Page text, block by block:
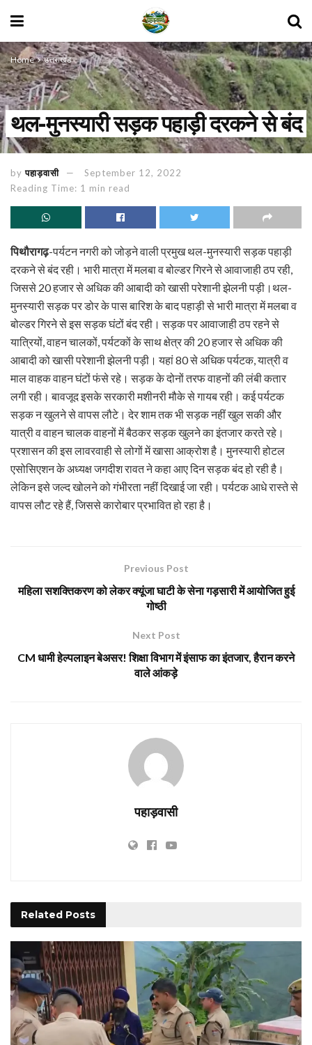
Home उत्तराखंड
थल-मुनस्यारी सड़क पहाड़ी दरकने से बंद
by पहाड़वासी
September 12, 2022
Reading Time: 1 min read
पिथौरागढ़-पर्यटन नगरी को जोड़ने वाली प्रमुख थल-मुनस्यारी सड़क पहाड़ी
दरकने से बंद रही। भारी मात्रा में मलबा व बोल्डर गिरने से आवाजाही ठप रही,
जिससे 20 हजार से अधिक की आबादी को खासी परेशानी झेलनी पड़ी।थल-
मुनस्यारी सड़क पर डोर के पास बारिश के बाद पहाड़ी से भारी मात्रा में मलबा व
बोल्डर गिरने से इस सड़क घंटों बंद रही। सड़क पर आवाजाही ठप रहने से
यात्रियों, वाहन चालकों, पर्यटकों के साथ क्षेत्र की 20 हजार से अधिक की
आबादी को खासी परेशानी झेलनी पड़ी। यहां 80 से अधिक पर्यटक, यात्री व
माल वाहक वाहन घंटों फंसे रहे। सड़क के दोनों तरफ वाहनों की लंबी कतार
लगी रही। बावजूद इसके सरकारी मशीनरी मौके से गायब रही। कई पर्यटक
सड़क न खुलने से वापस लौटे। देर शाम तक भी सड़क नहीं खुल सकी और
यात्री व वाहन चालक वाहनों में बैठकर सड़क खुलने का इंतजार करते रहे।
प्रशासन की इस लावरवाही से लोगों में खासा आक्रोश है। मुनस्यारी होटल
एसोसिएशन के अध्यक्ष जगदीश रावत ने कहा आए दिन सड़क बंद हो रही है।
लेकिन इसे जल्द खोलने को गंभीरता नहीं दिखाई जा रही। पर्यटक आधे रास्ते से
वापस लौट रहे हैं, जिससे कारोबार प्रभावित हो रहा है।
Previous Post
महिला सशक्तिकरण को लेकर क्यूंजा घाटी के सेना गड़सारी में आयोजित हुई
गोष्ठी
Next Post
CM धामी हेल्पलाइन बेअसर! शिक्षा विभाग में इंसाफ का इंतजार, हैरान करने
वाले आंकड़े
पहाड़वासी
Related Posts